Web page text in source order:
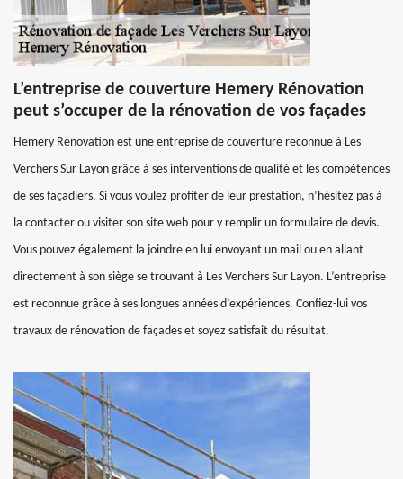
L’entreprise de couverture Hemery Rénovation
peut s’occuper de la rénovation de vos façades
Hemery Rénovation est une entreprise de couverture reconnue à Les
Verchers Sur Layon grâce à ses interventions de qualité et les compétences
de ses façadiers. Si vous voulez profiter de leur prestation, n’hésitez pas à
la contacter ou visiter son site web pour y remplir un formulaire de devis.
Vous pouvez également la joindre en lui envoyant un mail ou en allant
directement à son siège se trouvant à Les Verchers Sur Layon. L’entreprise
est reconnue grâce à ses longues années d’expériences. Confiez-lui vos
travaux de rénovation de façades et soyez satisfait du résultat.